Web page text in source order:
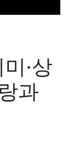
·상
과